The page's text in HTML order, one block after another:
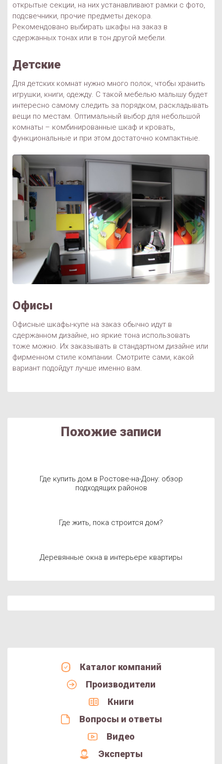
открытые секции, на них устанавливают рамки с фото,
подсвечники, прочие предметы декора.
Рекомендовано выбирать шкафы на заказ в
сдержанных тонах или в тон другой мебели.
Детские
Для детских комнат нужно много полок, чтобы хранить
игрушки, книги, одежду. С такой мебелью малышу будет
интересно самому следить за порядком, раскладывать
вещи по местам. Оптимальный выбор для небольшой
комнаты – комбинированные шкаф и кровать,
функциональные и при этом достаточно компактные.
Офисы
Офисные шкафы-купе на заказ обычно идут в
сдержанном дизайне, но яркие тона использовать
тоже можно. Их заказывать в стандартном дизайне или
фирменном стиле компании. Смотрите сами, какой
вариант подойдут лучше именно вам.
Похожие записи
Где купить дом в Ростове-на-Дону: обзор
подходящих районов
Где жить, пока строится дом?
Деревянные окна в интерьере квартиры
Каталог компаний
Производители
Книги
Вопросы и ответы
Видео
Эксперты